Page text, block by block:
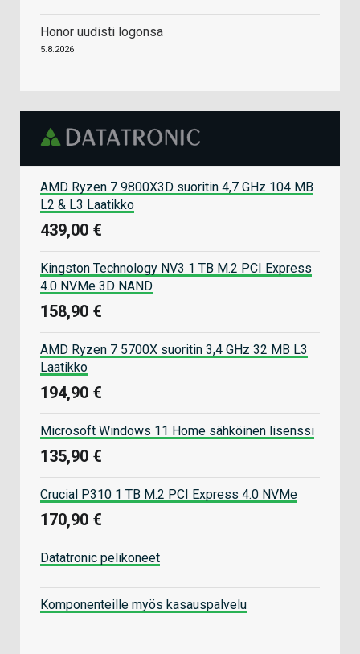
Honor uudisti logonsa
5.8.2026
AMD Ryzen 7 9800X3D suoritin 4,7 GHz 104 MB
L2 & L3 Laatikko
439,00 €
Kingston Technology NV3 1 TB M.2 PCI Express
4.0 NVMe 3D NAND
158,90 €
AMD Ryzen 7 5700X suoritin 3,4 GHz 32 MB L3
Laatikko
194,90 €
Microsoft Windows 11 Home sähköinen lisenssi
135,90 €
Crucial P310 1 TB M.2 PCI Express 4.0 NVMe
170,90 €
Datatronic pelikoneet
Komponenteille myös kasauspalvelu